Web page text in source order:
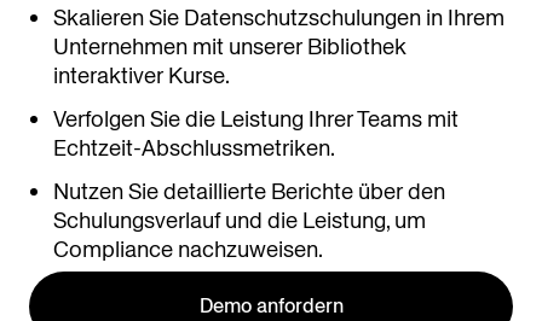
Skalieren Sie Datenschutzschulungen in Ihrem
Unternehmen mit unserer Bibliothek
interaktiver Kurse.
Verfolgen Sie die Leistung Ihrer Teams mit
Echtzeit-Abschlussmetriken.
Nutzen Sie detaillierte Berichte über den
Schulungsverlauf und die Leistung, um
Compliance nachzuweisen.
Demo anfordern